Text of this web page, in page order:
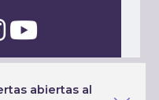
puertas abiertas
abiertas al